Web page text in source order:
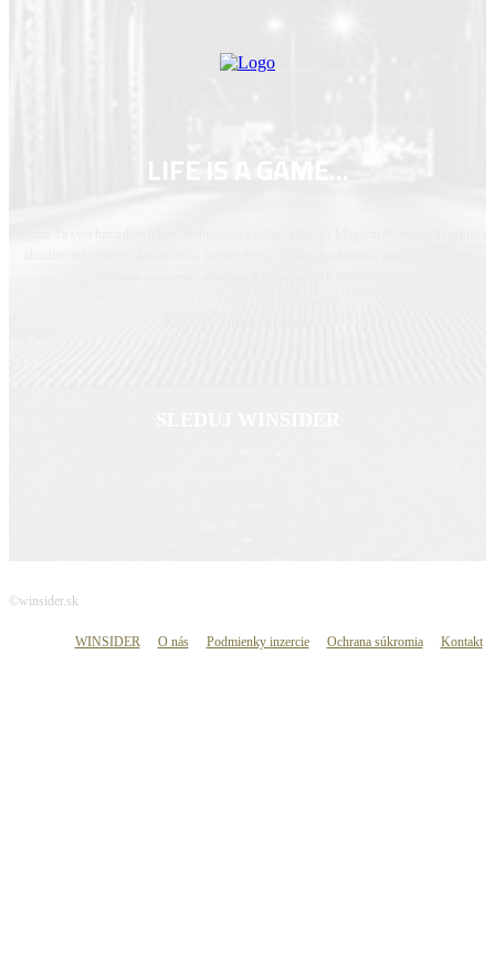
LIFE IS A GAME...
©winsider.sk
WINSIDER O nás Podmienky inzercie Ochrana súkromia Kontakt